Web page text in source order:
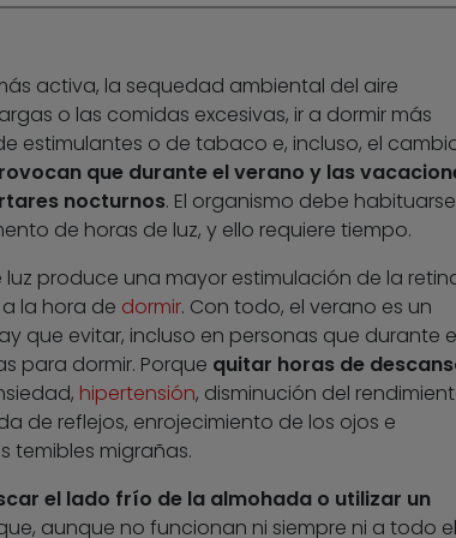
activa, la sequedad ambiental del aire
o las comidas excesivas, ir a dormir más
estimulantes o de tabaco e, incluso, el
que durante el verano y las
nocturnos. El organismo debe
de horas de luz, y ello requiere tiempo.
produce una mayor estimulación de la
la hora de dormir. Con todo, el verano es un
que evitar, incluso en personas que durante
para dormir. Porque quitar horas de
hipertensión, disminución del
de reflejos, enrojecimiento de los ojos e
temibles migrañas.
el lado frío de la almohada o utilizar un
aunque no funcionan ni siempre ni a todo el